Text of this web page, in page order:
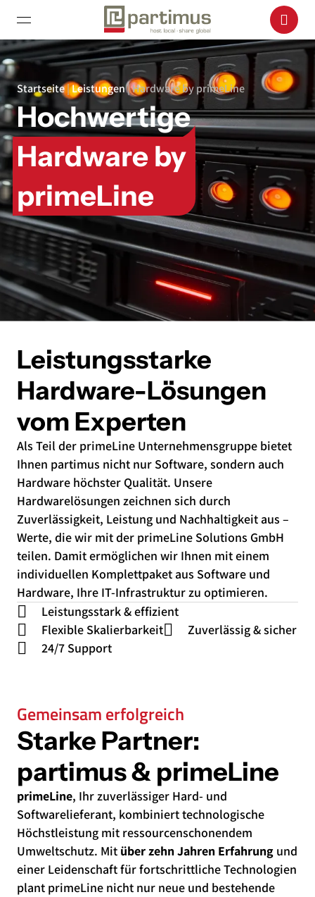
Startseite|Leistungen|Hardware by primeLine
Hochwertige
Hardware by
primeLine
Leistungs­starke
Hardware-Lösungen
vom Experten
Als Teil der primeLine Unternehmensgruppe bietet
Ihnen partimus nicht nur Software, sondern auch
Hardware höchster Qualität. Unsere
Hardwarelösungen zeichnen sich durch
Zuverlässigkeit, Leistung und Nachhaltigkeit aus –
Werte, die wir mit der primeLine Solutions GmbH
teilen. Damit ermöglichen wir Ihnen mit einem
individuellen Komplettpaket aus Software und
Hardware, Ihre IT-Infrastruktur zu optimieren.
Leistungsstark & effizient
Flexible Skalierbarkeit
Zuverlässig & sicher
24/7 Support
Gemeinsam erfolgreich
Starke Partner:
partimus & primeLine
primeLine, Ihr zuverlässiger Hard- und
Softwarelieferant, kombiniert technologische
Höchstleistung mit ressourcenschonendem
Umweltschutz. Mit über zehn Jahren Erfahrung und
einer Leidenschaft für fortschrittliche Technologien
plant primeLine nicht nur neue und bestehende